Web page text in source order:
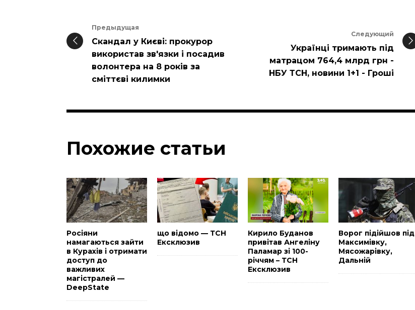
Предыдущая
Скандал у Києві: прокурор
використав зв'язки і посадив
волонтера на 8 років за
сміттєві килимки
Следующий
Українці тримають під
матрацом 764,4 млрд грн -
НБУ ТСН, новини 1+1 - Гроші
Похожие статьи
Росіяни
намагаються зайти
в Курахів і отримати
доступ до
важливих
магістралей —
DeepState
що відомо — ТСН
Ексклюзив
Кирило Буданов
привітав Ангеліну
Паламар зі 100-
річчям – ТСН
Ексклюзив
Ворог підійшов під
Максимівку,
Мясожарівку,
Дальній